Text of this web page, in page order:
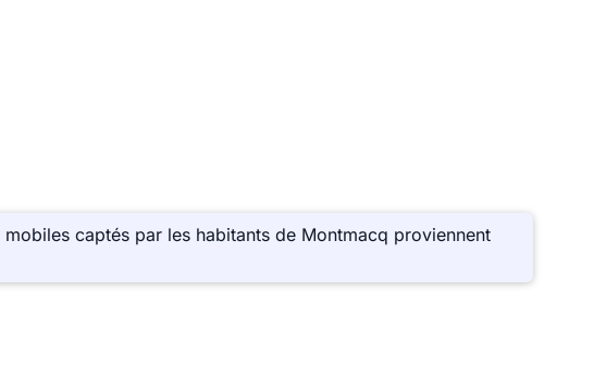
captés par les habitants de Montmacq proviennent